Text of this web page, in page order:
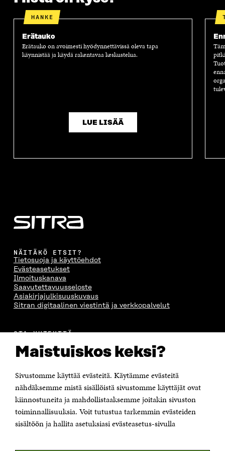
Maistuiskos keksi?
Sivustomme käyttää evästeitä. Käytämme evästeitä
nähdäksemme mistä sisällöistä sivustomme käyttäjät ovat
kiinnostuneita ja mahdollistaaksemme joitakin sivuston
toiminnallisuuksia. Voit tutustua tarkemmin evästeiden
sisältöön ja hallita asetuksiasi evästeasetus-sivulla
A
A
HANKE
Erätauko
Erätauko on avoimesti hyödynnettävissä oleva tapa
käynnistää ja käydä rakentavaa keskustelua.
LUE LISÄÄ
NÄITÄKÖ ETSIT?
Tietosuoja ja käyttöehdot
Evästeasetukset
Ilmoituskanava
Saavutettavuusseloste
Asiakirjajulkisuuskuvaus
Sitran digitaalinen viestintä ja verkkopalvelut
OTA YHTEYTTÄ
Itämerenkatu 11-13, PL 160,
00181 Helsinki
Puhelin +358 294 618 991
Sähköpostiosoite
Saapumisohjeet
Y-tunnus 0202132-3